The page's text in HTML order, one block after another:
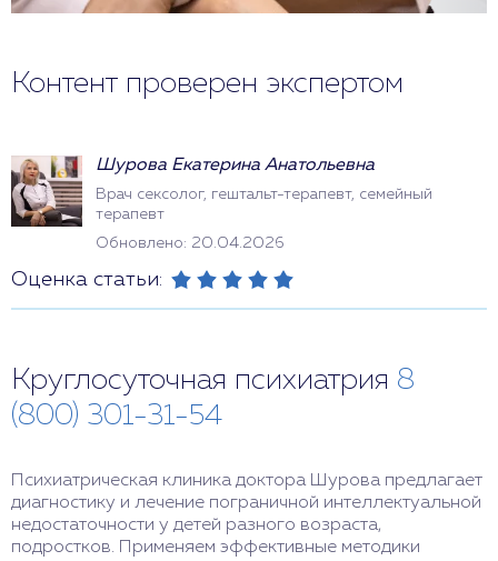
Контент проверен экспертом
Шурова Екатерина Анатольевна
Врач сексолог, гештальт-терапевт, семейный
терапевт
Обновлено: 20.04.2026
Оценка статьи:
Круглосуточная психиатрия 8
(800) 301-31-54
Психиатрическая клиника доктора Шурова предлагает
диагностику и лечение пограничной интеллектуальной
недостаточности у детей разного возраста,
подростков. Применяем эффективные методики